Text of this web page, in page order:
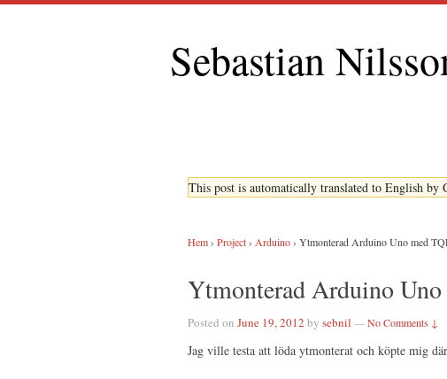
Sebastian
This post is automatically translated to English by
Hem› Project› Arduino› Ytmonterad Arduino Uno med
Ytmonterad Arduino
Posted on June 19, 2012 by sebnil —No Comments ↓
Jag ville testa att löda ytmonterat och köpte mig